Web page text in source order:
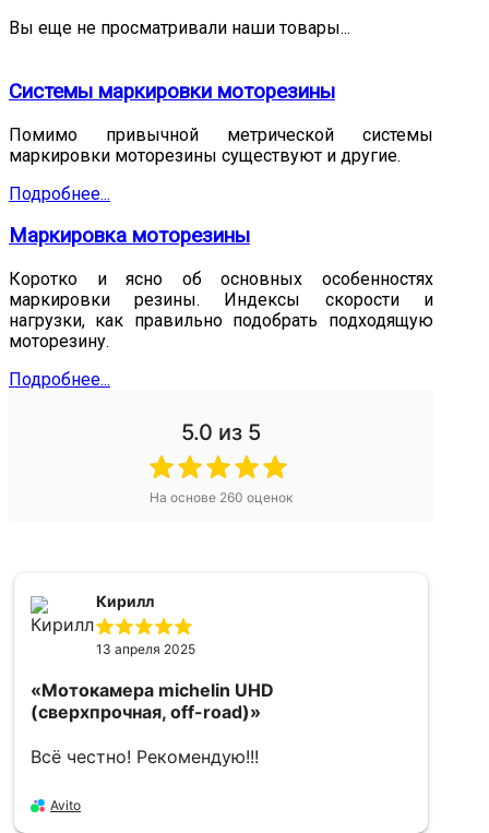
Вы еще не просматривали наши товары...
Системы маркировки моторезины
Помимо привычной метрической системы
маркировки моторезины существуют и другие.
Подробнее...
Маркировка моторезины
Коротко и ясно об основных особенностях
маркировки резины. Индексы скорости и
нагрузки, как правильно подобрать подходящую
моторезину.
Подробнее...
5.0 из 5
На основе 260 оценок
Кирилл
13 апреля 2025
«Мотокамера michelin UHD
(сверхпрочная, off-road)»
Всё честно! Рекомендую!!!
Avito